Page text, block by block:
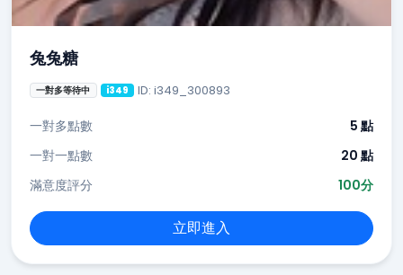
兔兔糖
一對多等待中 i349 ID: i349_300893
一對多點數
5 點
一對一點數
20 點
滿意度評分
100分
立即進入